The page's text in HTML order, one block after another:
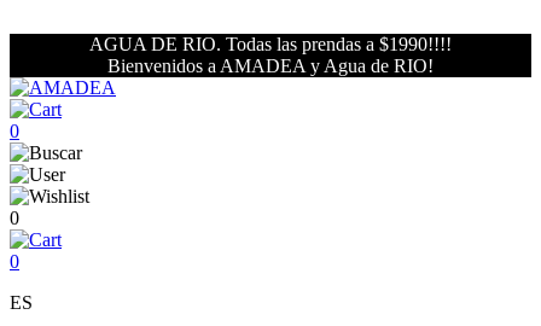
AGUA DE RIO. Todas las prendas a $1990!!!!
Bienvenidos a AMADEA y Agua de RIO!
0
0
0
ES